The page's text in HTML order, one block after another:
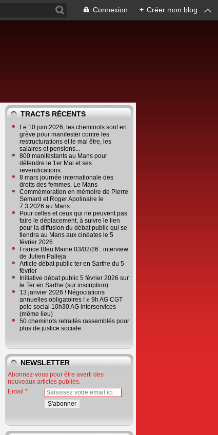
Connexion + Créer mon blog
TRACTS RÉCENTS
Le 10 juin 2026, les cheminots sont en
grève pour manifester contre les
restructurations et le mal être, les
salaires et pensions...
800 manifestants au Mans pour
défendre le 1er Mai et ses
revendications.
8 mars journée internationale des
droits des femmes. Le Mans
Commémoration en mémoire de Pierre
Semard et Roger Apolinaire le
7.3.2026 au Mans
Pour celles et ceux qui ne peuvent pas
faire le déplacement, à suivre le lien
pour la diffusion du débat public qui se
tiendra au Mans aux cinéates le 5
février 2026.
France Bleu Maine 03/02/26 : interview
de Julien Palleja
Article débat public ter en Sarthe du 5
février
Initiative débat public 5 février 2026 sur
le Ter en Sarthe (sur inscription)
13 janvier 2026 ! Négociations
annuelles obligatoires ! ✊ 9h AG CGT
pole social 10h30 AG interservices
(même lieu)
50 cheminots retraités rassemblés pour
plus de justice sociale.
NEWSLETTER
Abonnez-vous pour être averti des
nouveaux articles publiés.
Email